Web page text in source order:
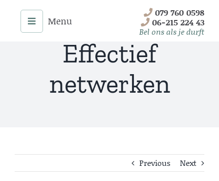
content
079 760 0598
06-215 224 43
Bel ons als je durft
Effectief
netwerken
Previous Next